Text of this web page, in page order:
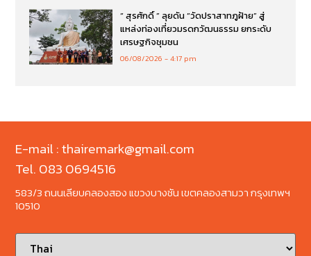
“ สุรศักดิ์ ” ลุยดัน “วัดปราสาทภูฝ้าย” สู่
แหล่งท่องเที่ยวมรดกวัฒนธรรม ยกระดับ
เศรษฐกิจชุมชน
06/08/2026 4:17 pm
E-mail : thairemark@gmail.com
Tel. 083 0694516
583/3 ถนนเลียบคลองสอง แขวงบางชัน เขตคลองสามวา กรุงเทพฯ
10510